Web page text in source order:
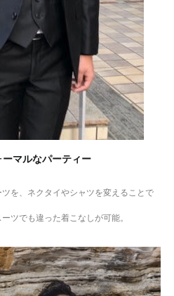
マルなパーティー
を、ネクタイやシャツを変えることで
ツでも違った着こなしが可能。